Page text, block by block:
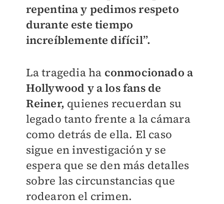
repentina y pedimos respeto
durante este tiempo
increíblemente difícil”.
La tragedia ha conmocionado a
Hollywood y a los fans de
Reiner, quienes recuerdan su
legado tanto frente a la cámara
como detrás de ella. El caso
sigue en investigación y se
espera que se den más detalles
sobre las circunstancias que
rodearon el crimen.